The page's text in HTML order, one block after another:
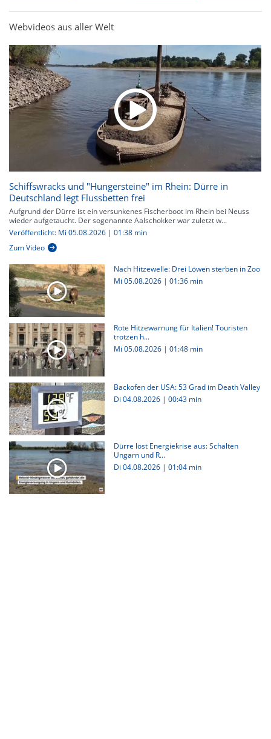
Webvideos aus aller Welt
Schiffswracks und "Hungersteine" im Rhein: Dürre in
Deutschland legt Flussbetten frei
Aufgrund der Dürre ist ein versunkenes Fischerboot im Rhein bei Neuss
wieder aufgetaucht. Der sogenannte Aalschokker war zuletzt w...
Veröffentlicht: Mi 05.08.2026 | 01:38 min
Zum Video
Nach Hitzewelle: Drei Löwen sterben in Zoo
Mi 05.08.2026 | 01:36 min
Rote Hitzewarnung für Italien! Touristen
trotzen h...
Mi 05.08.2026 | 01:48 min
Backofen der USA: 53 Grad im Death Valley
Di 04.08.2026 | 00:43 min
Dürre löst Energiekrise aus: Schalten
Ungarn und R...
Di 04.08.2026 | 01:04 min